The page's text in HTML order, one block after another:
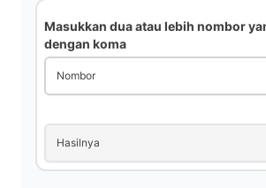
i
Masukkan dua atau lebih nombor
dengan koma
Nombor
Hasilnya